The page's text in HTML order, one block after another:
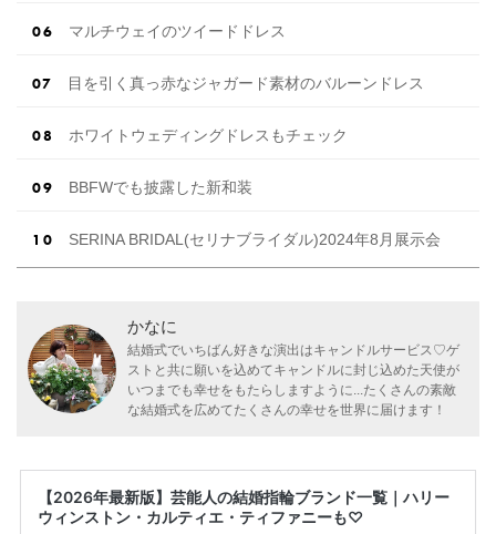
マルチウェイのツイードドレス
目を引く真っ赤なジャガード素材のバルーンドレス
ホワイトウェディングドレスもチェック
BBFWでも披露した新和装
SERINA BRIDAL(セリナブライダル)2024年8月展示会
かなに
結婚式でいちばん好きな演出はキャンドルサービス♡ゲ
ストと共に願いを込めてキャンドルに封じ込めた天使が
いつまでも幸せをもたらしますように...たくさんの素敵
な結婚式を広めてたくさんの幸せを世界に届けます！
【2026年最新版】芸能人の結婚指輪ブランド一覧｜ハリー
ウィンストン・カルティエ・ティファニーも♡